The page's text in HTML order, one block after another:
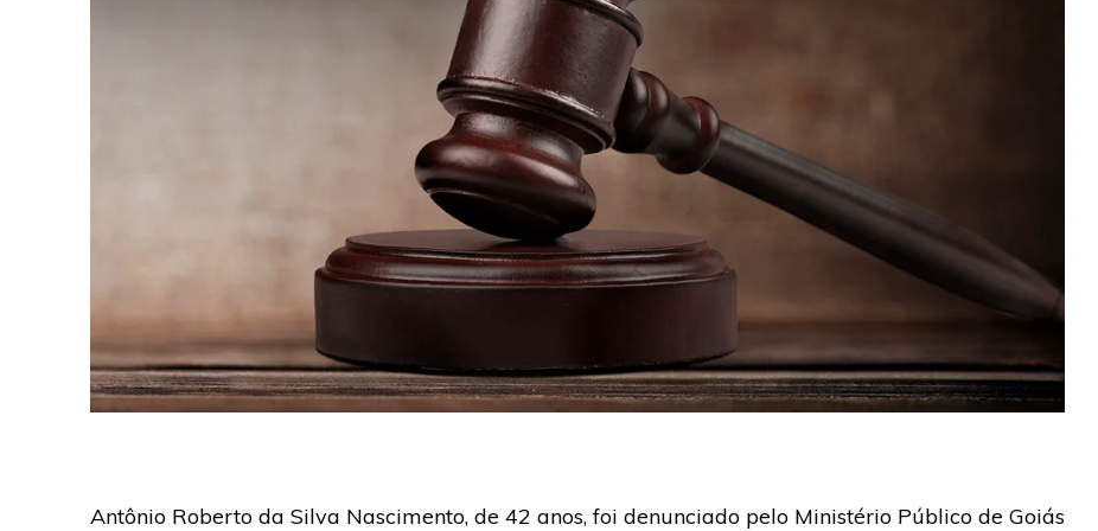
Antônio Roberto da Silva Nascimento, de 42 anos, foi denunciado pelo Ministério Público de Goiás